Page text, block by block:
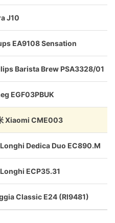
J10
EA9108 Sensation
Barista Brew PSA3328/01
EGF03PBUK
Xiaomi CME003
Dedica Duo EC890.M
ECP35.31
Classic E24 (RI9481)